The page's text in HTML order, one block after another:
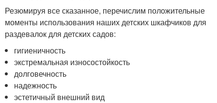
Резюмируя все сказанное, перечислим положительные
моменты использования наших детских шкафчиков для
раздевалок для детских садов:
гигиеничность
экстремальная износостойкость
долговечность
надежность
эстетичный внешний вид